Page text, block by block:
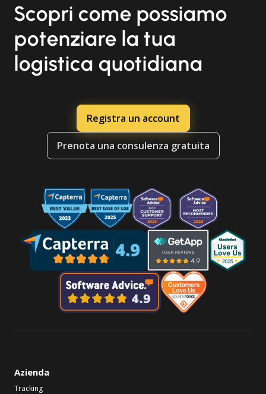
Scopri come possiamo
potenziare la tua
logistica quotidiana
Registra un account
Prenota una consulenza gratuita
Azienda
Tracking